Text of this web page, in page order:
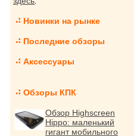
Новинки на рынке
Последние обзоры
Аксессуары
Обзоры КПК
Обзор Highscreen
Hippo: маленький
гигант мобильного